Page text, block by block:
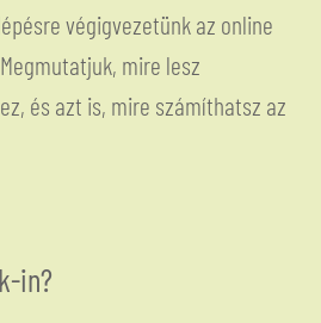
végigvezetünk az online
mire lesz
és azt is, mire számíthatsz az
in?